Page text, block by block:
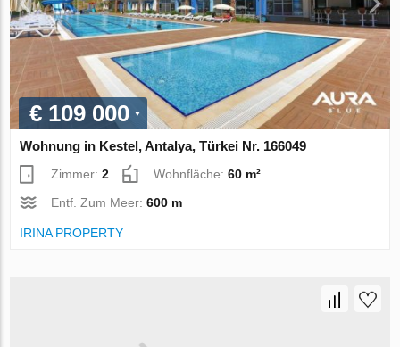
€ 109 000
Wohnung in Kestel, Antalya, Türkei Nr. 166049
Zimmer:2 Wohnfläche:60 m²
Entf. Zum Meer:600 m
IRINA PROPERTY